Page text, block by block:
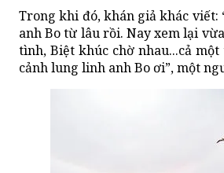
Trong khi đó, khán giả khác
anh Bo từ lâu rồi. Nay xem lại
tình, Biệt khúc chờ nhau...cả
cảnh lung linh anh Bo ơi”, một